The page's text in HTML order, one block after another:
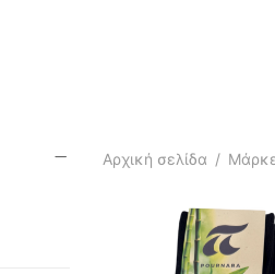
Αρχική σελίδα /